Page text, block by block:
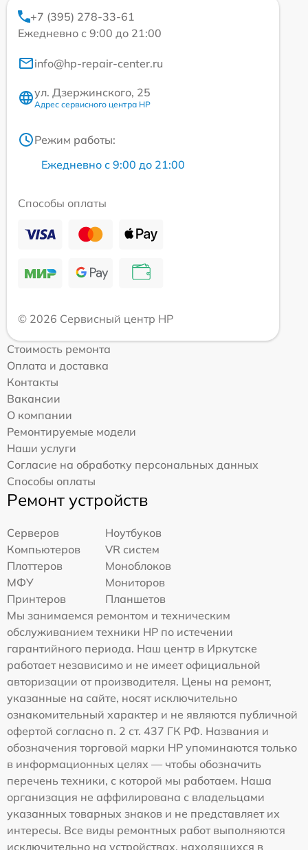
+7 (395) 278-33-61
Ежедневно с 9:00 до 21:00
info@hp-repair-center.ru
ул. Дзержинского, 25
Адрес сервисного центра HP
Режим работы:
Ежедневно с 9:00 до 21:00
Способы оплаты
© 2026 Сервисный центр HP
Стоимость ремонта
Оплата и доставка
Контакты
Вакансии
О компании
Ремонтируемые модели
Наши услуги
Согласие на обработку персональных данных
Способы оплаты
Ремонт устройств
Серверов
Ноутбуков
Компьютеров
VR систем
Плоттеров
Моноблоков
МФУ
Мониторов
Принтеров
Планшетов
Мы занимаемся ремонтом и техническим
обслуживанием техники HP по истечении
гарантийного периода. Наш центр в Иркутске
работает независимо и не имеет официальной
авторизации от производителя. Цены на ремонт,
указанные на сайте, носят исключительно
ознакомительный характер и не являются публичной
офертой согласно п. 2 ст. 437 ГК РФ. Названия и
обозначения торговой марки HP упоминаются только
в информационных целях — чтобы обозначить
перечень техники, с которой мы работаем. Наша
организация не аффилирована с владельцами
указанных товарных знаков и не представляет их
интересы. Все виды ремонтных работ выполняются
исключительно на устройствах, находящихся в